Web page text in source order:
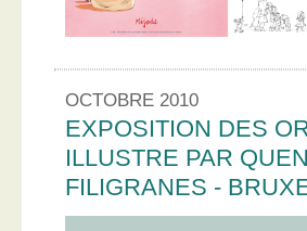
OCTOBRE 2010
EXPOSITION DES
ILLUSTRE PAR
FILIGRANES -